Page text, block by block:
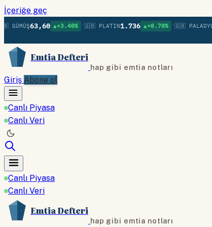
İçeriğe geç
63,60 ▲+3.40% •🇬🇧 PLATIN1.736 ▲+0.78% •🇬🇧 PALADYUM1.379
Emtia Defteri
hap gibi emtia notları
Giriş Abone ol
Canlı Piyasa
Canlı Veri
Canlı Piyasa
Canlı Veri
Emtia Defteri
hap gibi emtia notları